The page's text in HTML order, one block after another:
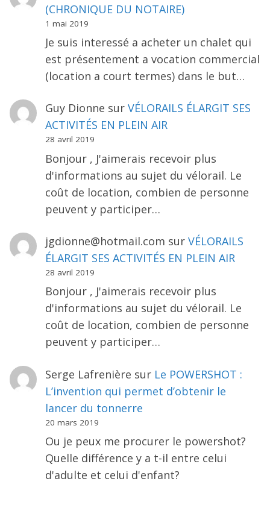
(CHRONIQUE DU NOTAIRE)
1 mai 2019
Je suis interessé a acheter un chalet qui
est présentement a vocation commercial
(location a court termes) dans le but…
Guy Dionne sur VÉLORAILS ÉLARGIT SES
ACTIVITÉS EN PLEIN AIR
28 avril 2019
Bonjour , J'aimerais recevoir plus
d'informations au sujet du vélorail. Le
coût de location, combien de personne
peuvent y participer…
jgdionne@hotmail.com sur VÉLORAILS
ÉLARGIT SES ACTIVITÉS EN PLEIN AIR
28 avril 2019
Bonjour , J'aimerais recevoir plus
d'informations au sujet du vélorail. Le
coût de location, combien de personne
peuvent y participer…
Serge Lafrenière sur Le POWERSHOT :
L’invention qui permet d’obtenir le
lancer du tonnerre
20 mars 2019
Ou je peux me procurer le powershot?
Quelle différence y a t-il entre celui
d'adulte et celui d'enfant?